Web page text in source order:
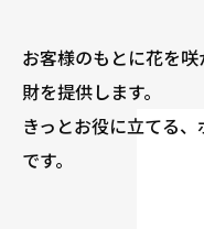
お客様のもとに花を
財を提供します。
きっとお役に立てる
です。